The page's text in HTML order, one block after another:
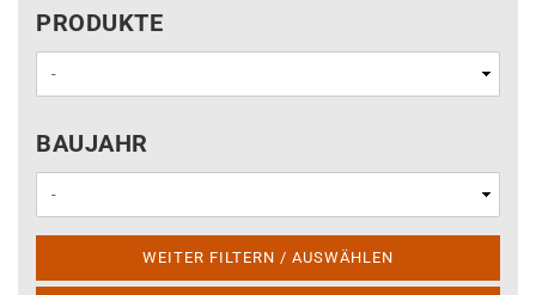
PRODUKTE
PRODUKTE
BAUJAHR
BAUJAHR
WEITER FILTERN / AUSWÄHLEN